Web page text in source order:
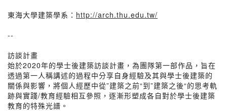
東海大學建築學系： http://arch.thu.edu.tw/
--
訪談計畫
始於2020年的學士後建築訪談計畫，為團隊第一部作品，旨在
透過第一人稱講述的過程中分享自身經驗及其與學士後建築的
關係與影響，將個人經歷中從”建築之前“到”建築之後“的思考軌
跡與實踐/教育經驗相互參照，逐漸形塑成各自對於學士後建築
教育的特殊光譜。